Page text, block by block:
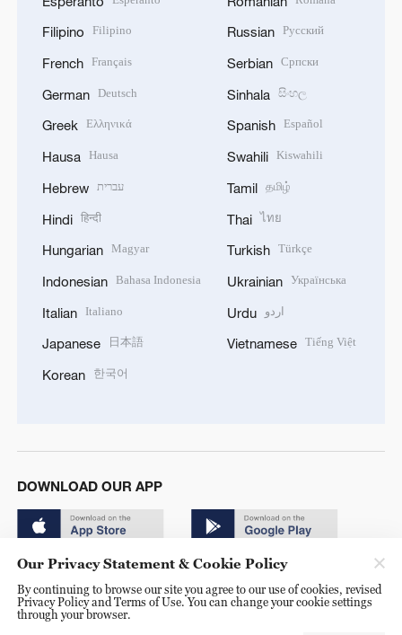
Filipino Filipino
French Français
German Deutsch
Greek Ελληνικά
Hausa Hausa
Hebrew עברית
Hindi हिन्दी
Hungarian Magyar
Indonesian Bahasa Indonesia
Italian Italiano
Japanese 日本語
Korean 한국어
Russian Русский
Serbian Српски
Sinhala සිංහල
Spanish Español
Swahili Kiswahili
Tamil தமிழ்
Thai ไทย
Turkish Türkçe
Ukrainian Українська
Urdu اردو
Vietnamese Tiếng Việt
DOWNLOAD OUR APP
© China Radio International.CRI. All Rights Reserved. 16A
Our Privacy Statement & Cookie Policy
By continuing to browse our site you agree to our use of cookies, revised
Privacy Policy and Terms of Use. You can change your cookie settings
through your browser.